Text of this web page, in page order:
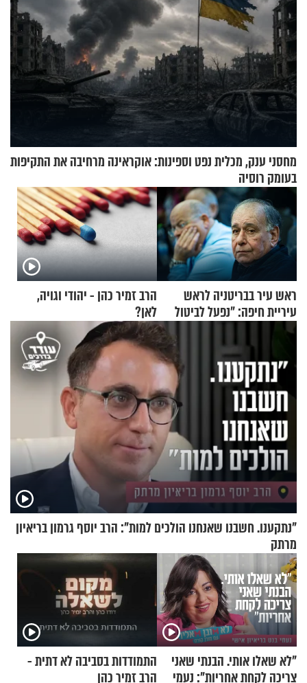
מחסני ענק, מכלית נפט וספינות: אוקראינה מרחיבה את התקיפות
בעומק רוסיה
ראש עיר בבריטניה לראש
עיריית חיפה: ״נפעל לביטול
ברית הערים התאומות״
הרב זמיר כהן - יהודי וגויה,
לאן?
"נתקענו. חשבנו שאנחנו הולכים למות": הרב יוסף גרמון בריאיון
מרתק
"לא שאלו אותי. הבנתי שאני
צריכה לקחת אחריות": נעמי
התמודדות בסביבה לא דתית -
הרב זמיר כהן